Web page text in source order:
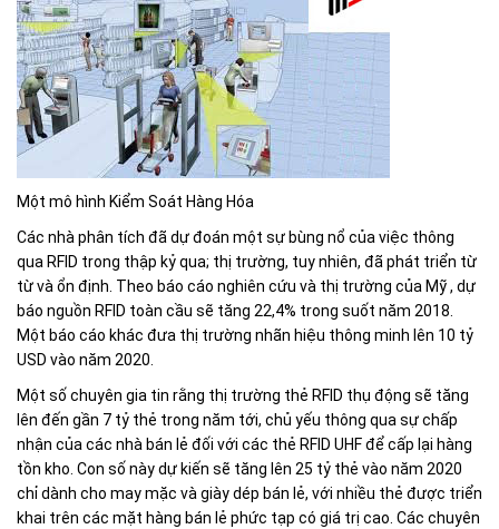
Một mô hình Kiểm Soát Hàng Hóa
Các nhà phân tích đã dự đoán một sự bùng nổ của việc thông
qua RFID trong thập kỷ qua; thị trường, tuy nhiên, đã phát triển từ
từ và ổn định. Theo báo cáo nghiên cứu và thị trường của Mỹ , dự
báo nguồn RFID toàn cầu sẽ tăng 22,4% trong suốt năm 2018.
Một báo cáo khác đưa thị trường nhãn hiệu thông minh lên 10 tỷ
USD vào năm 2020.
Một số chuyên gia tin rằng thị trường thẻ RFID thụ động sẽ tăng
lên đến gần 7 tỷ thẻ trong năm tới, chủ yếu thông qua sự chấp
nhận của các nhà bán lẻ đối với các thẻ RFID UHF để cấp lại hàng
tồn kho. Con số này dự kiến ​​sẽ tăng lên 25 tỷ thẻ vào năm 2020
chỉ dành cho may mặc và giày dép bán lẻ, với nhiều thẻ được triển
khai trên các mặt hàng bán lẻ phức tạp có giá trị cao. Các chuyên